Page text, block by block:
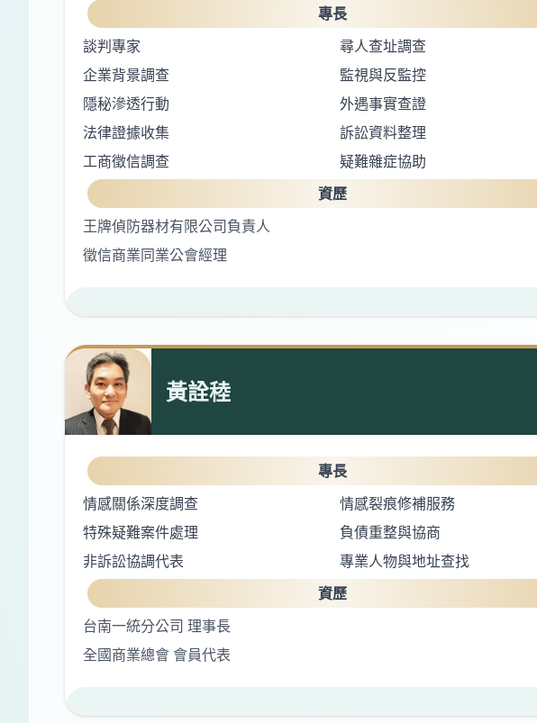
專長
談判專家
尋人查址調查
企業背景調查
監視與反監控
隱秘滲透行動
外遇事實查證
法律證據收集
訴訟資料整理
工商徵信調查
疑難雜症協助
資歷
王牌偵防器材有限公司負責人
徵信商業同業公會經理
黃詮稑
專長
情感關係深度調查
情感裂痕修補服務
特殊疑難案件處理
負債重整與協商
非訴訟協調代表
專業人物與地址查找
資歷
台南一統分公司 理事長
全國商業總會 會員代表